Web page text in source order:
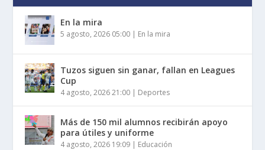
En la mira
5 agosto, 2026 05:00 | En la mira
Tuzos siguen sin ganar, fallan en Leagues
Cup
4 agosto, 2026 21:00 | Deportes
Más de 150 mil alumnos recibirán apoyo
para útiles y uniforme
4 agosto, 2026 19:09 | Educación